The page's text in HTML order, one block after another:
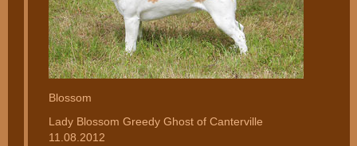
Blossom
Lady Blossom Greedy Ghost of Canterville
11.08.2012